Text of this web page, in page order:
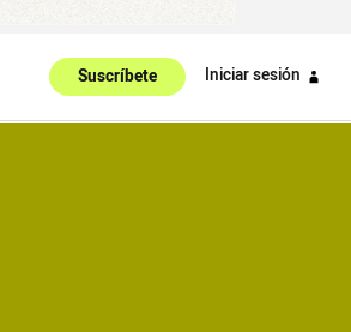
Suscríbete Iniciar sesión